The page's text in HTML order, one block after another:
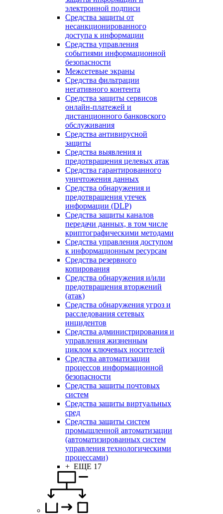
электронной подписи
Средства защиты от
несанкционированного
доступа к информации
Средства управления
событиями информационной
безопасности
Межсетевые экраны
Средства фильтрации
негативного контента
Средства защиты сервисов
онлайн-платежей и
дистанционного банковского
обслуживания
Средства антивирусной
защиты
Средства выявления и
предотвращения целевых атак
Средства гарантированного
уничтожения данных
Средства обнаружения и
предотвращения утечек
информации (DLP)
Средства защиты каналов
передачи данных, в том числе
криптографическими методами
Средства управления доступом
к информационным ресурсам
Средства резервного
копирования
Средства обнаружения и/или
предотвращения вторжений
(атак)
Средства обнаружения угроз и
расследования сетевых
инцидентов
Средства администрирования и
управления жизненным
циклом ключевых носителей
Средства автоматизации
процессов информационной
безопасности
Средства защиты почтовых
систем
Средства защиты виртуальных
сред
Средства защиты систем
промышленной автоматизации
(автоматизированных систем
управления технологическими
процессами)
+ ЕЩЕ 17